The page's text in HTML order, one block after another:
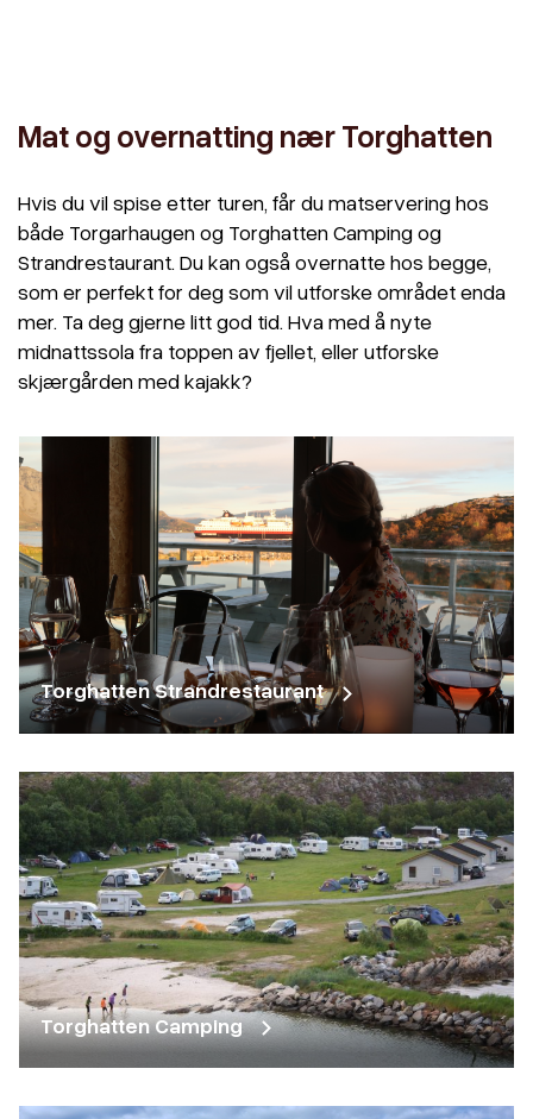
Mat og overnatting nær Torghatten
Hvis du vil spise etter turen, får du matservering hos
både Torgarhaugen og Torghatten Camping og
Strandrestaurant. Du kan også overnatte hos begge,
som er perfekt for deg som vil utforske området enda
mer. Ta deg gjerne litt god tid. Hva med å nyte
midnattssola fra toppen av fjellet, eller utforske
skjærgården med kajakk?
Torghatten Strandrestaurant
Torghatten Camping